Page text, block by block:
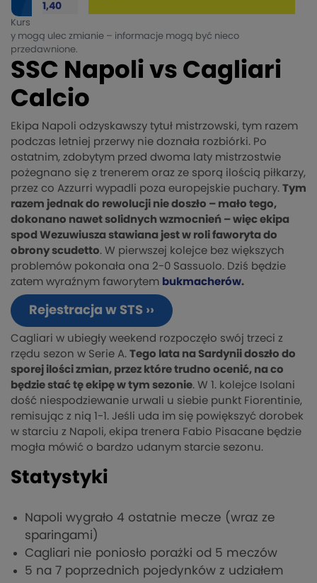
1,40
Kurs
y mogą ulec zmianie – informacje mogą być nieco
przedawnione.
SSC Napoli vs Cagliari
Calcio
Ekipa Napoli odzyskawszy tytuł mistrzowski, tym razem
podczas letniej przerwy nie doznała rozbiórki. Po
ostatnim, zdobytym przed dwoma laty mistrzostwie
pożegnano się z trenerem oraz ze sporą ilością piłkarzy,
przez co Azzurri wypadli poza europejskie puchary. Tym
razem jednak do rewolucji nie doszło – mało tego,
dokonano nawet solidnych wzmocnień – więc ekipa
spod Wezuwiusza stawiana jest w roli faworyta do
obrony scudetto. W pierwszej kolejce bez większych
problemów pokonała ona 2-0 Sassuolo. Dziś będzie
zatem wyraźnym faworytem bukmacherów.
Rejestracja w STS ››
Cagliari w ubiegły weekend rozpoczęło swój trzeci z
rzędu sezon w Serie A. Tego lata na Sardynii doszło do
sporej ilości zmian, przez które trudno ocenić, na co
będzie stać tę ekipę w tym sezonie. W 1. kolejce Isolani
dość niespodziewanie urwali u siebie punkt Fiorentinie,
remisując z nią 1-1. Jeśli uda im się powiększyć dorobek
w starciu z Napoli, ekipa trenera Fabio Pisacane będzie
mogła mówić o bardzo udanym starcie sezonu.
Statystyki
Napoli wygrało 4 ostatnie mecze (wraz ze
sparingami)
Cagliari nie poniosło porażki od 5 meczów
5 na 7 poprzednich pojedynków z udziałem